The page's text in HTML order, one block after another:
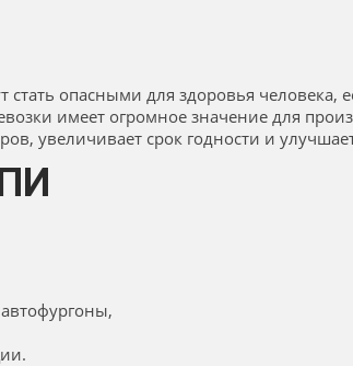
опасными для здоровья человека,
имеет огромное значение для
увеличивает срок годности и